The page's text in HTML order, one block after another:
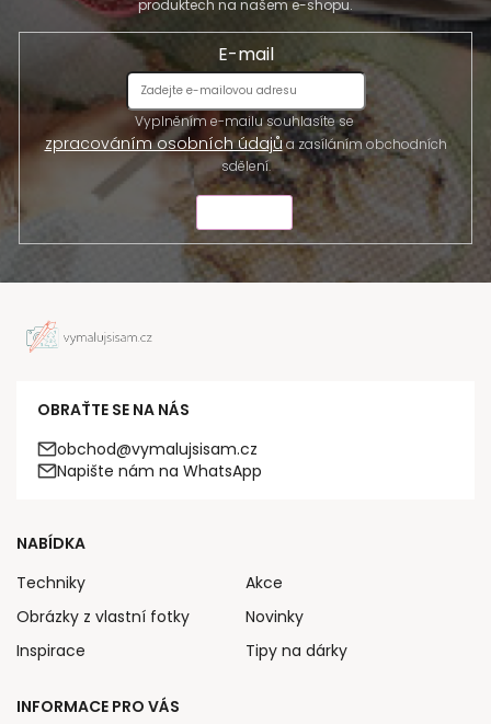
produktech na našem e-shopu.
E-mail
Vyplněním e-mailu souhlasíte se
zpracováním osobních údajůa zasíláním obchodních
sdělení.
OBRAŤTE SE NA NÁS
obchod@vymalujsisam.cz
Napište nám na WhatsApp
NABÍDKA
Techniky
Obrázky z vlastní fotky
Inspirace
Akce
Novinky
Tipy na dárky
INFORMACE PRO VÁS